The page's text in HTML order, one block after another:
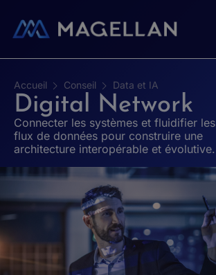
Accueil Conseil Data et IA
Digital Network
Connecter les systèmes et fluidifier les
flux de données pour construire une
architecture interopérable et évolutive.